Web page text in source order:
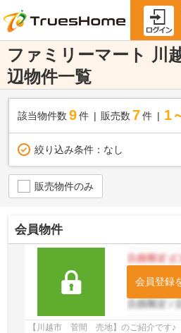
ファミリーマート 川
辺物件一覧
該当物件数 9件 販売数 7 件 1
絞り込み条件： なし
販売物件のみ
会員物件
会員登録
【川越市 菅間 売地】のご紹介です